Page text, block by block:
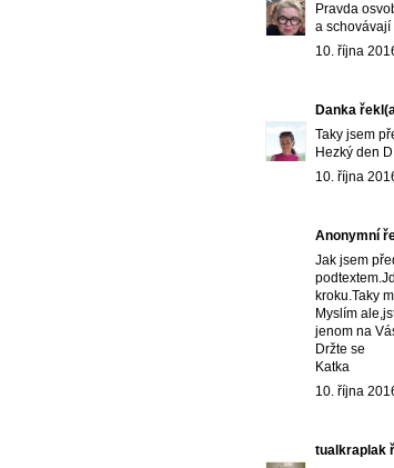
Pravda
a schovávají
10. října
Danka
Taky jsem
Hezký den
10. října
Anonymní
Jak jsem
kroku.Taky
Myslím
jenom na
Držte se
Katka
10. října
tualkraplak